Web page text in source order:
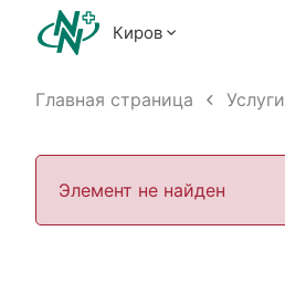
Киров
Главная страница Услуги
Элемент не найден